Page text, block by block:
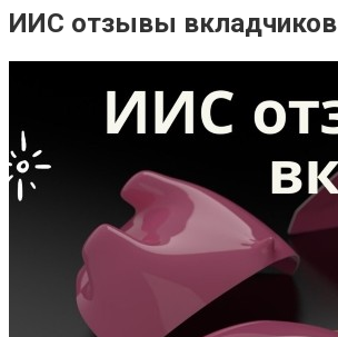
ИИС отзывы вкладчиков